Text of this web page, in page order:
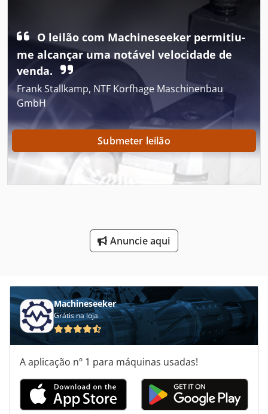
Equipamentos De Construção
Equipamentos De Oficina
Espremedor De
Estação De Serviço
Estrada De Garrafas Pet
Ferramentas De Estampagem
Folha De Embalagens
Maquinas De Carpintaria
Máquina De Estratificação
Sites De Construção
Todos Os
Unidades De
Veículo De Trabalho
O leilão com Machineseeker permitiu-
me alcançar uma notável velocidade de
venda.
Frank Stallkamp, NTF Korfhage Maschinenbau
GmbH
Submeter leilão
Anuncie aqui
Machineseeker
Grátis na loja
A aplicação nº 1 para máquinas usadas!